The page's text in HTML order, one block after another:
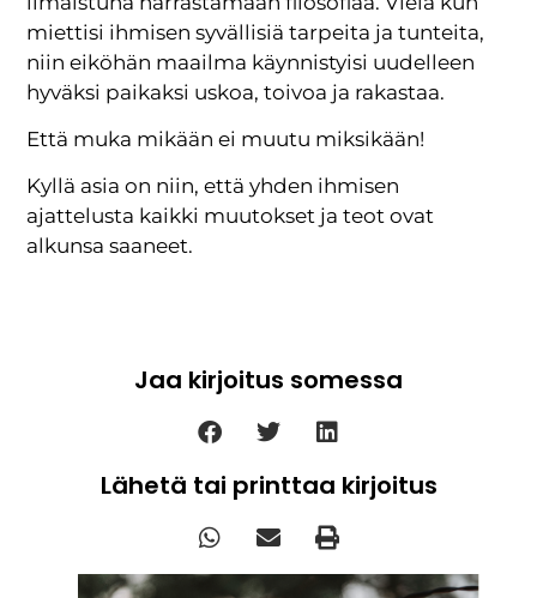
miettisi ihmisen syvällisiä tarpeita ja tunteita,
niin eiköhän maailma käynnistyisi uudelleen
hyväksi paikaksi uskoa, toivoa ja rakastaa.
Että muka mikään ei muutu miksikään!
Kyllä asia on niin, että yhden ihmisen
ajattelusta kaikki muutokset ja teot ovat
alkunsa saaneet.
Jaa kirjoitus somessa
Lähetä tai printtaa kirjoitus